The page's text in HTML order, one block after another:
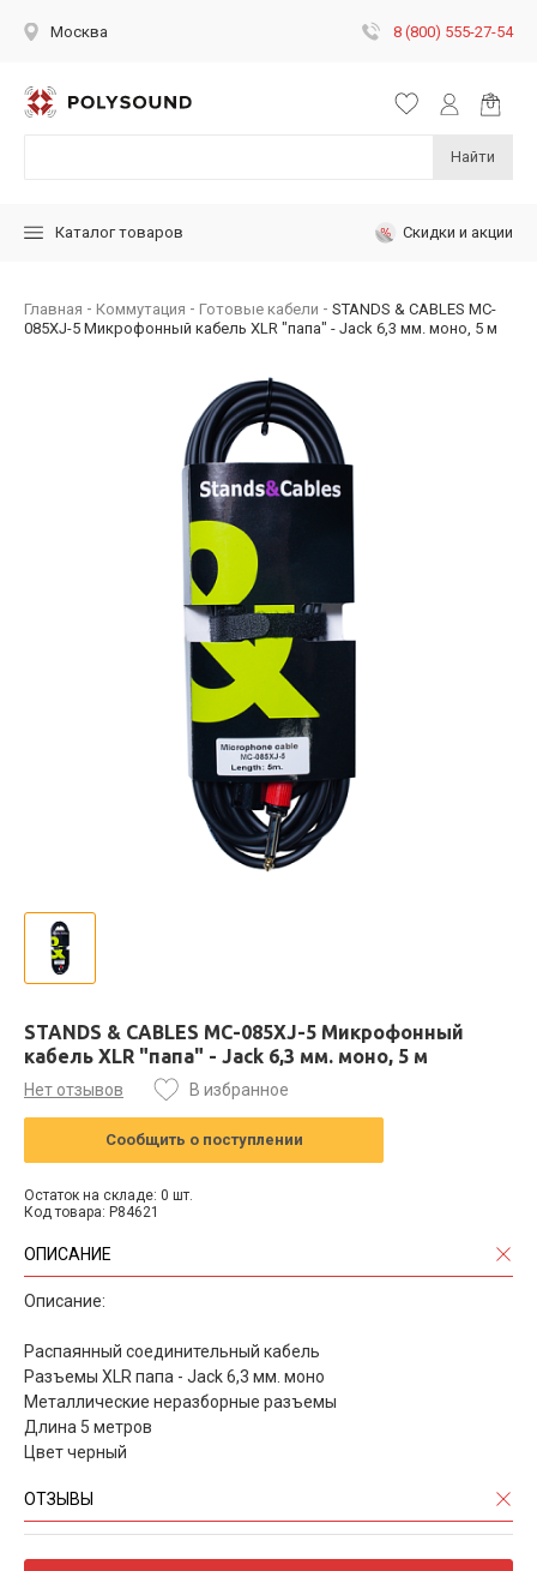
Москва 8 (800) 555-27-54
Найти
Каталог товаров Скидки и акции
Главная Коммутация Готовые кабели
STANDS & CABLES MC-
085XJ-5 Микрофонный кабель XLR "папа" - Jack 6,3 мм. моно, 5 м
STANDS & CABLES MC-085XJ-5 Микрофонный
кабель XLR "папа" - Jack 6,3 мм. моно, 5 м
Нет отзывов В избранное
Сообщить о поступлении
Остаток на складе: 0 шт.
Код товара: P84621
ОПИСАНИЕ
Описание:
Распаянный соединительный кабель
Разъемы XLR папа - Jack 6,3 мм. моно
Металлические неразборные разъемы
Длина 5 метров
Цвет черный
ОТЗЫВЫ